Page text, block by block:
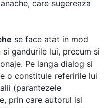
care sugereaza
se face atat in mod
gandurile lui, precum si
Pe langa dialog si
o constituie referirile lui
(parantezele
prin care autorul isi